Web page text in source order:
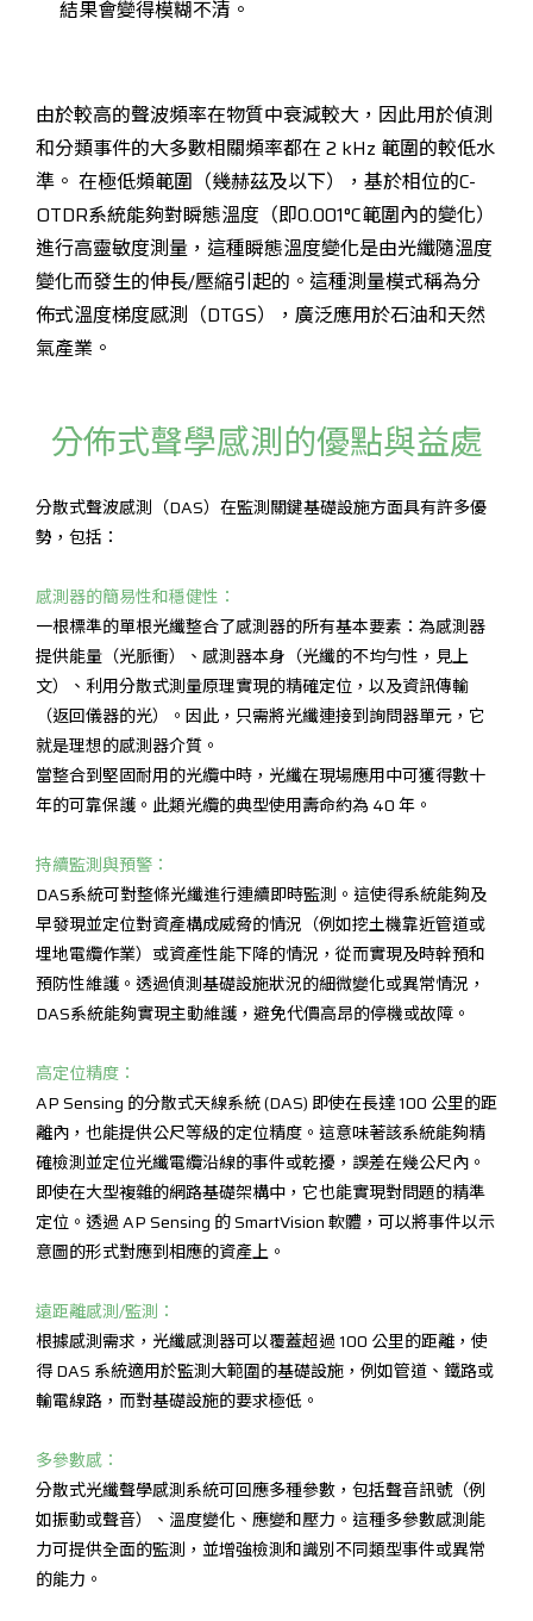
結果會變得模糊不清。
由於較高的聲波頻率在物質中衰減較大，因此用於偵測
和分類事件的大多數相關頻率都在 2 kHz 範圍的較低水
準。 在極低頻範圍（幾赫茲及以下），基於相位的C-
OTDR系統能夠對瞬態溫度（即0.001°C範圍內的變化）
進行高靈敏度測量，這種瞬態溫度變化是由光纖隨溫度
變化而發生的伸長/壓縮引起的。這種測量模式稱為分
佈式溫度梯度感測（DTGS），廣泛應用於石油和天然
氣產業。
分佈式聲學感測的優點與益處
分散式聲波感測（DAS）在監測關鍵基礎設施方面具有許多優
勢，包括：
感測器的簡易性和穩健性：
一根標準的單根光纖整合了感測器的所有基本要素：為感測器
提供能量（光脈衝）、感測器本身（光纖的不均勻性，見上
文）、利用分散式測量原理實現的精確定位，以及資訊傳輸
（返回儀器的光）。因此，只需將光纖連接到詢問器單元，它
就是理想的感測器介質。
當整合到堅固耐用的光纜中時，光纖在現場應用中可獲得數十
年的可靠保護。此類光纜的典型使用壽命約為 40 年。
持續監測與預警：
DAS系統可對整條光纖進行連續即時監測。這使得系統能夠及
早發現並定位對資產構成威脅的情況（例如挖土機靠近管道或
埋地電纜作業）或資產性能下降的情況，從而實現及時幹預和
預防性維護。透過偵測基礎設施狀況的細微變化或異常情況，
DAS系統能夠實現主動維護，避免代價高昂的停機或故障。
高定位精度：
AP Sensing 的分散式天線系統 (DAS) 即使在長達 100 公里的距
離內，也能提供公尺等級的定位精度。這意味著該系統能夠精
確檢測並定位光纖電纜沿線的事件或乾擾，誤差在幾公尺內。
即使在大型複雜的網路基礎架構中，它也能實現對問題的精準
定位。透過 AP Sensing 的 SmartVision 軟體，可以將事件以示
意圖的形式對應到相應的資產上。
遠距離感測/監測：
根據感測需求，光纖感測器可以覆蓋超過 100 公里的距離，使
得 DAS 系統適用於監測大範圍的基礎設施，例如管道、鐵路或
輸電線路，而對基礎設施的要求極低。
多參數感：
分散式光纖聲學感測系統可回應多種參數，包括聲音訊號（例
如振動或聲音）、溫度變化、應變和壓力。這種多參數感測能
力可提供全面的監測，並增強檢測和識別不同類型事件或異常
的能力。